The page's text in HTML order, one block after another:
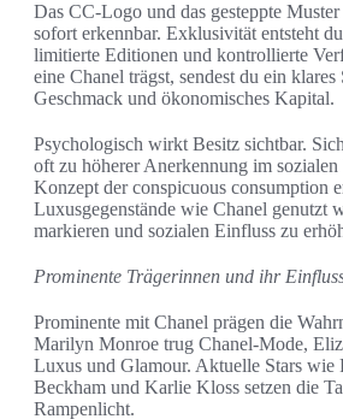
Das CC-Logo und das gesteppte
sofort erkennbar. Exklusivität entsteht
limitierte Editionen und kontrollierte
eine Chanel trägst, sendest du ein klares
Geschmack und ökonomisches Kapital.
Psychologisch wirkt Besitz sichtbar.
oft zu höherer Anerkennung im
Konzept der conspicuous consumption
Luxusgegenstände wie Chanel genutzt
markieren und sozialen Einfluss zu
Prominente Trägerinnen und ihr
Prominente mit Chanel prägen die
Marilyn Monroe trug Chanel-Mode,
Luxus und Glamour. Aktuelle Stars wie
Beckham und Karlie Kloss setzen die
Rampenlicht.